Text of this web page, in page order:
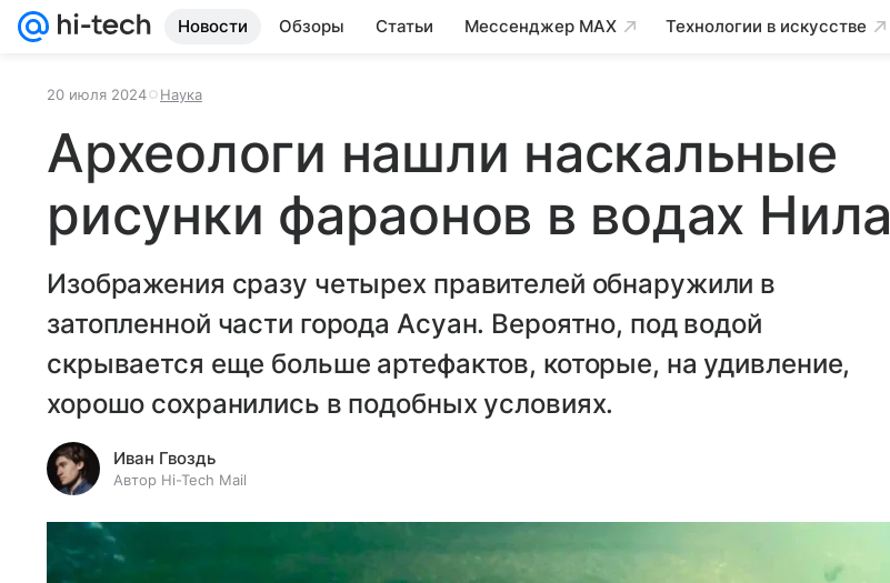
Новости Обзоры Статьи Мессенджер MAX Технологии в искусстве
20 июля 2024 Наука
Археологи нашли наскальные
рисунки фараонов в водах Нила
Изображения сразу четырех правителей обнаружили в
затопленной части города Асуан. Вероятно, под водой
скрывается еще больше артефактов, которые, на удивление,
хорошо сохранились в подобных условиях.
Иван Гвоздь
Автор Hi-Tech Mail